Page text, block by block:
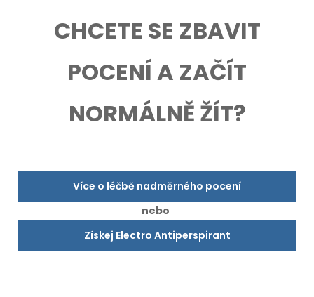
CHCETE SE ZBAVIT
POCENÍ A ZAČÍT
NORMÁLNĚ ŽÍT?
Více o léčbě nadměrného pocení
nebo
Získej Electro Antiperspirant